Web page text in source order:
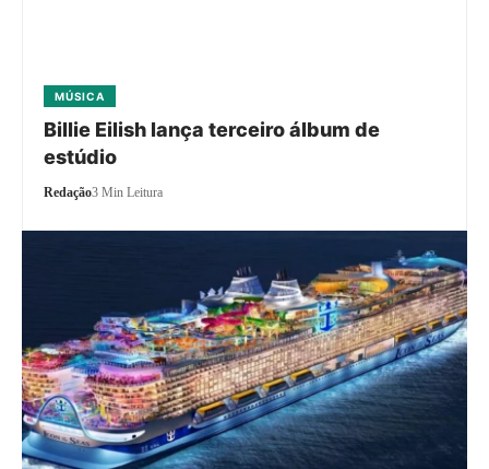
MÚSICA
Billie Eilish lança terceiro álbum de
estúdio
Redação3 Min Leitura